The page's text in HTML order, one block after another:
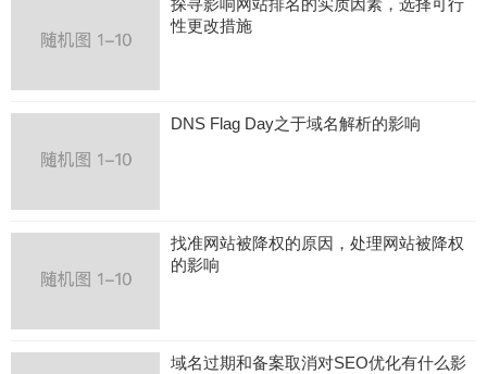
探寻影响网站排名的实质因素，选择可行
性更改措施
DNS Flag Day之于域名解析的影响
找准网站被降权的原因，处理网站被降权
的影响
域名过期和备案取消对SEO优化有什么影